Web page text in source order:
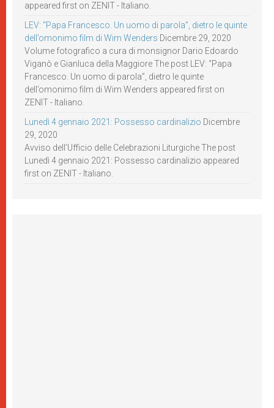
appeared first on ZENIT - Italiano.
LEV: “Papa Francesco. Un uomo di parola”, dietro le quinte
dell’omonimo film di Wim Wenders Dicembre 29, 2020
Volume fotografico a cura di monsignor Dario Edoardo
Viganò e Gianluca della Maggiore The post LEV: “Papa
Francesco. Un uomo di parola”, dietro le quinte
dell’omonimo film di Wim Wenders appeared first on
ZENIT - Italiano.
Lunedì 4 gennaio 2021: Possesso cardinalizio Dicembre
29, 2020
Avviso dell’Ufficio delle Celebrazioni Liturgiche The post
Lunedì 4 gennaio 2021: Possesso cardinalizio appeared
first on ZENIT - Italiano.